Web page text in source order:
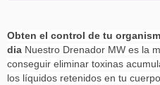
Obten el control de tu
dia Nuestro Drenador MW es la
conseguir eliminar toxinas
los líquidos retenidos en tu